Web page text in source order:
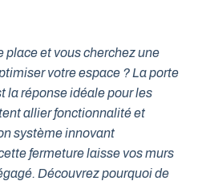
place et vous cherchez une
votre espace ? La porte
la réponse idéale pour les
allier fonctionnalité et
système innovant
fermeture laisse vos murs
Découvrez pourquoi de